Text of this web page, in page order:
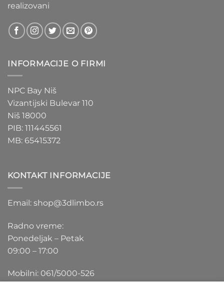
realizovani
INFORMACIJE O FIRMI
NPC Bay Niš
Vizantijski Bulevar 110
Niš 18000
PIB: 111445561
MB: 65415372
KONTAKT INFORMACIJE
Email: shop@3dlimbo.rs
Radno vreme:
Ponedeljak – Petak
09:00 – 17:00
Mobilni: 061/5000-526